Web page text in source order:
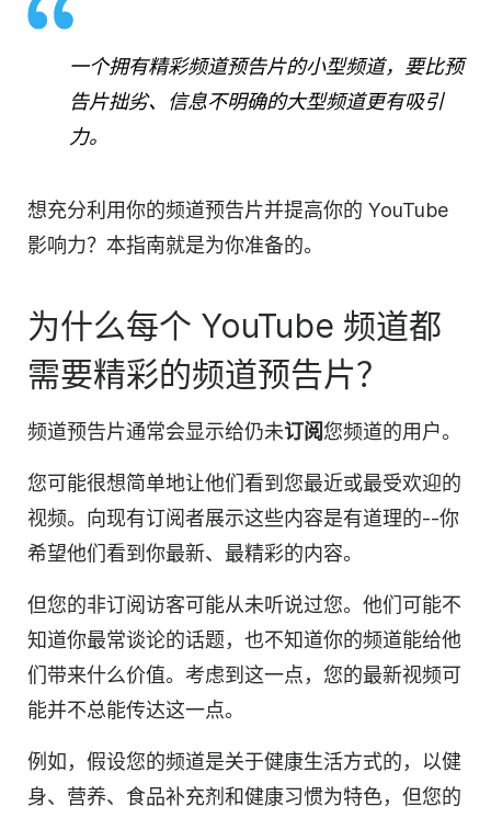
一个拥有精彩频道预告片的小型频道，要比预
告片拙劣、信息不明确的大型频道更有吸引
力。
想充分利用你的频道预告片并提高你的 YouTube
影响力？本指南就是为你准备的。
为什么每个 YouTube 频道都
需要精彩的频道预告片？
频道预告片通常会显示给仍未订阅您频道的用户。
您可能很想简单地让他们看到您最近或最受欢迎的
视频。向现有订阅者展示这些内容是有道理的--你
希望他们看到你最新、最精彩的内容。
但您的非订阅访客可能从未听说过您。他们可能不
知道你最常谈论的话题，也不知道你的频道能给他
们带来什么价值。考虑到这一点，您的最新视频可
能并不总能传达这一点。
例如，假设您的频道是关于健康生活方式的，以健
身、营养、食品补充剂和健康习惯为特色，但您的